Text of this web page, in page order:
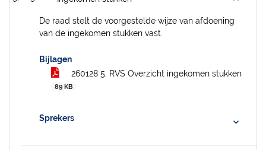
De raad stelt de voorgestelde wijze van afdoening
van de ingekomen stukken vast.
Bijlagen
260128 5. RVS Overzicht ingekomen stukken
89 KB
Sprekers